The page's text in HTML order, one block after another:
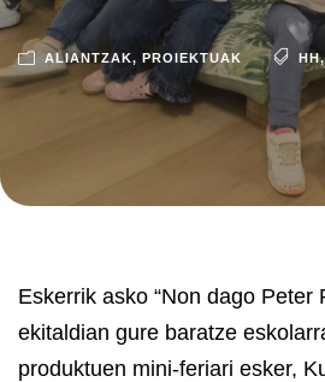
ALIANTZAK, PROIEKTUAK HH,
Eskerrik asko “Non dago Peter
ekitaldian gure baratze
produktuen mini-feriari esker,